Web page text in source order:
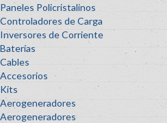
Paneles Policristalinos
Controladores de Carga
Inversores de Corriente
Baterías
Cables
Accesorios
Kits
Aerogeneradores
Aerogeneradores